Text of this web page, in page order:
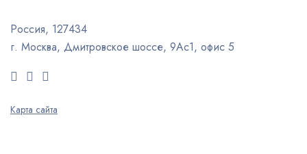
Россия, 127434
г. Москва, Дмитровское шоссе, 9Ас1, офис 5
Карта сайта